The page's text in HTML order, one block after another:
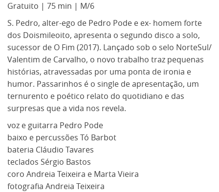
Gratuito | 75 min | M/6
S. Pedro, alter-ego de Pedro Pode e ex- homem forte
dos Doismileoito, apresenta o segundo disco a solo,
sucessor de O Fim (2017). Lançado sob o selo NorteSul/
Valentim de Carvalho, o novo trabalho traz pequenas
histórias, atravessadas por uma ponta de ironia e
humor. Passarinhos é o single de apresentação, um
ternurento e poético relato do quotidiano e das
surpresas que a vida nos revela.
voz e guitarra Pedro Pode
baixo e percussões Tó Barbot
bateria Cláudio Tavares
teclados Sérgio Bastos
coro Andreia Teixeira e Marta Vieira
fotografia Andreia Teixeira